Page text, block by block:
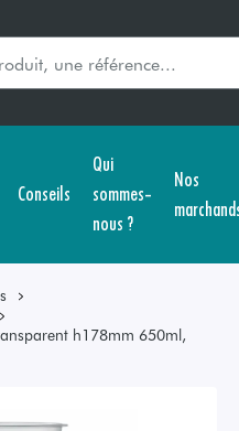
Conseils
Qui
sommes-
nous ?
Nos
h178mm 650ml,